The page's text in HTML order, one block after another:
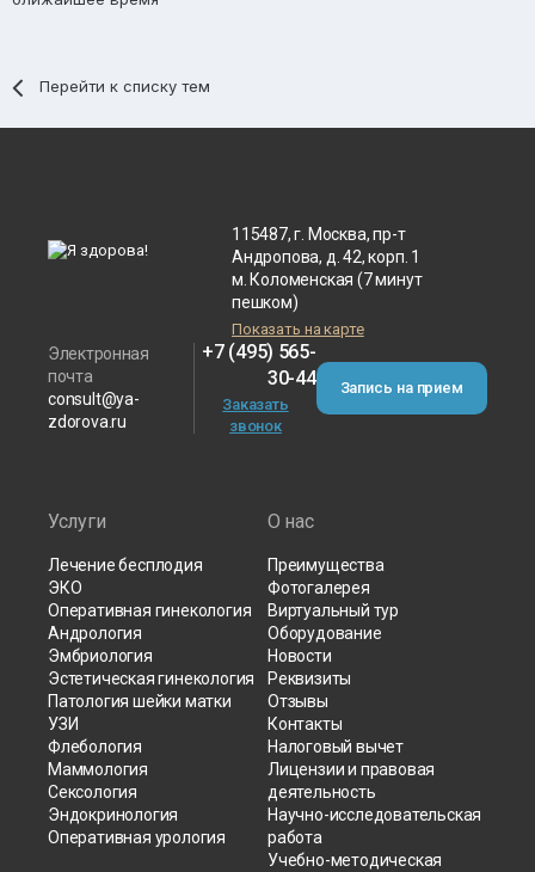
Перейти к списку тем
115487, г. Москва, пр-т
Андропова, д. 42, корп. 1
м. Коломенская (7 минут
пешком)
Показать на карте
Электронная
почта
consult@ya-
zdorova.ru
+7 (495) 565-
30-44
Заказать
звонок
Запись на прием
Услуги
Лечение бесплодия
ЭКО
Оперативная гинекология
Андрология
Эмбриология
Эстетическая гинекология
Патология шейки матки
УЗИ
Флебология
Маммология
Сексология
Эндокринология
Оперативная урология
О нас
Преимущества
Фотогалерея
Виртуальный тур
Оборудование
Новости
Реквизиты
Отзывы
Контакты
Налоговый вычет
Лицензии и правовая
деятельность
Научно-исследовательская
работа
Учебно-методическая